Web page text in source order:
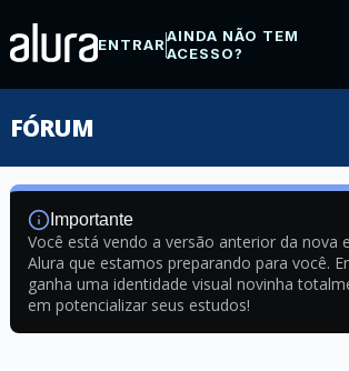
ENTRARAINDA NÃO TEM
ACESSO?
FÓRUM
Importante
Você está vendo a versão anterior da nova
Alura que estamos preparando para você.
ganha uma identidade visual novinha
em potencializar seus estudos!